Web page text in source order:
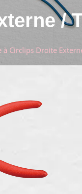
/
à Circlips Droite